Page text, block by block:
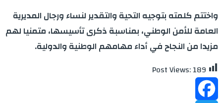
واختتم كلمته بتوجيه التحية والتقدير لنساء ورجال المديرية
العامة للأمن الوطني، بمناسبة ذكرى تأسيسها، متمنيا لهم
مزيدا من النجاح في أداء مهامهم الوطنية والدولية.
Post Views:189